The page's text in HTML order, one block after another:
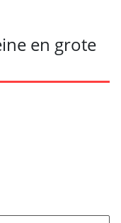
en grote